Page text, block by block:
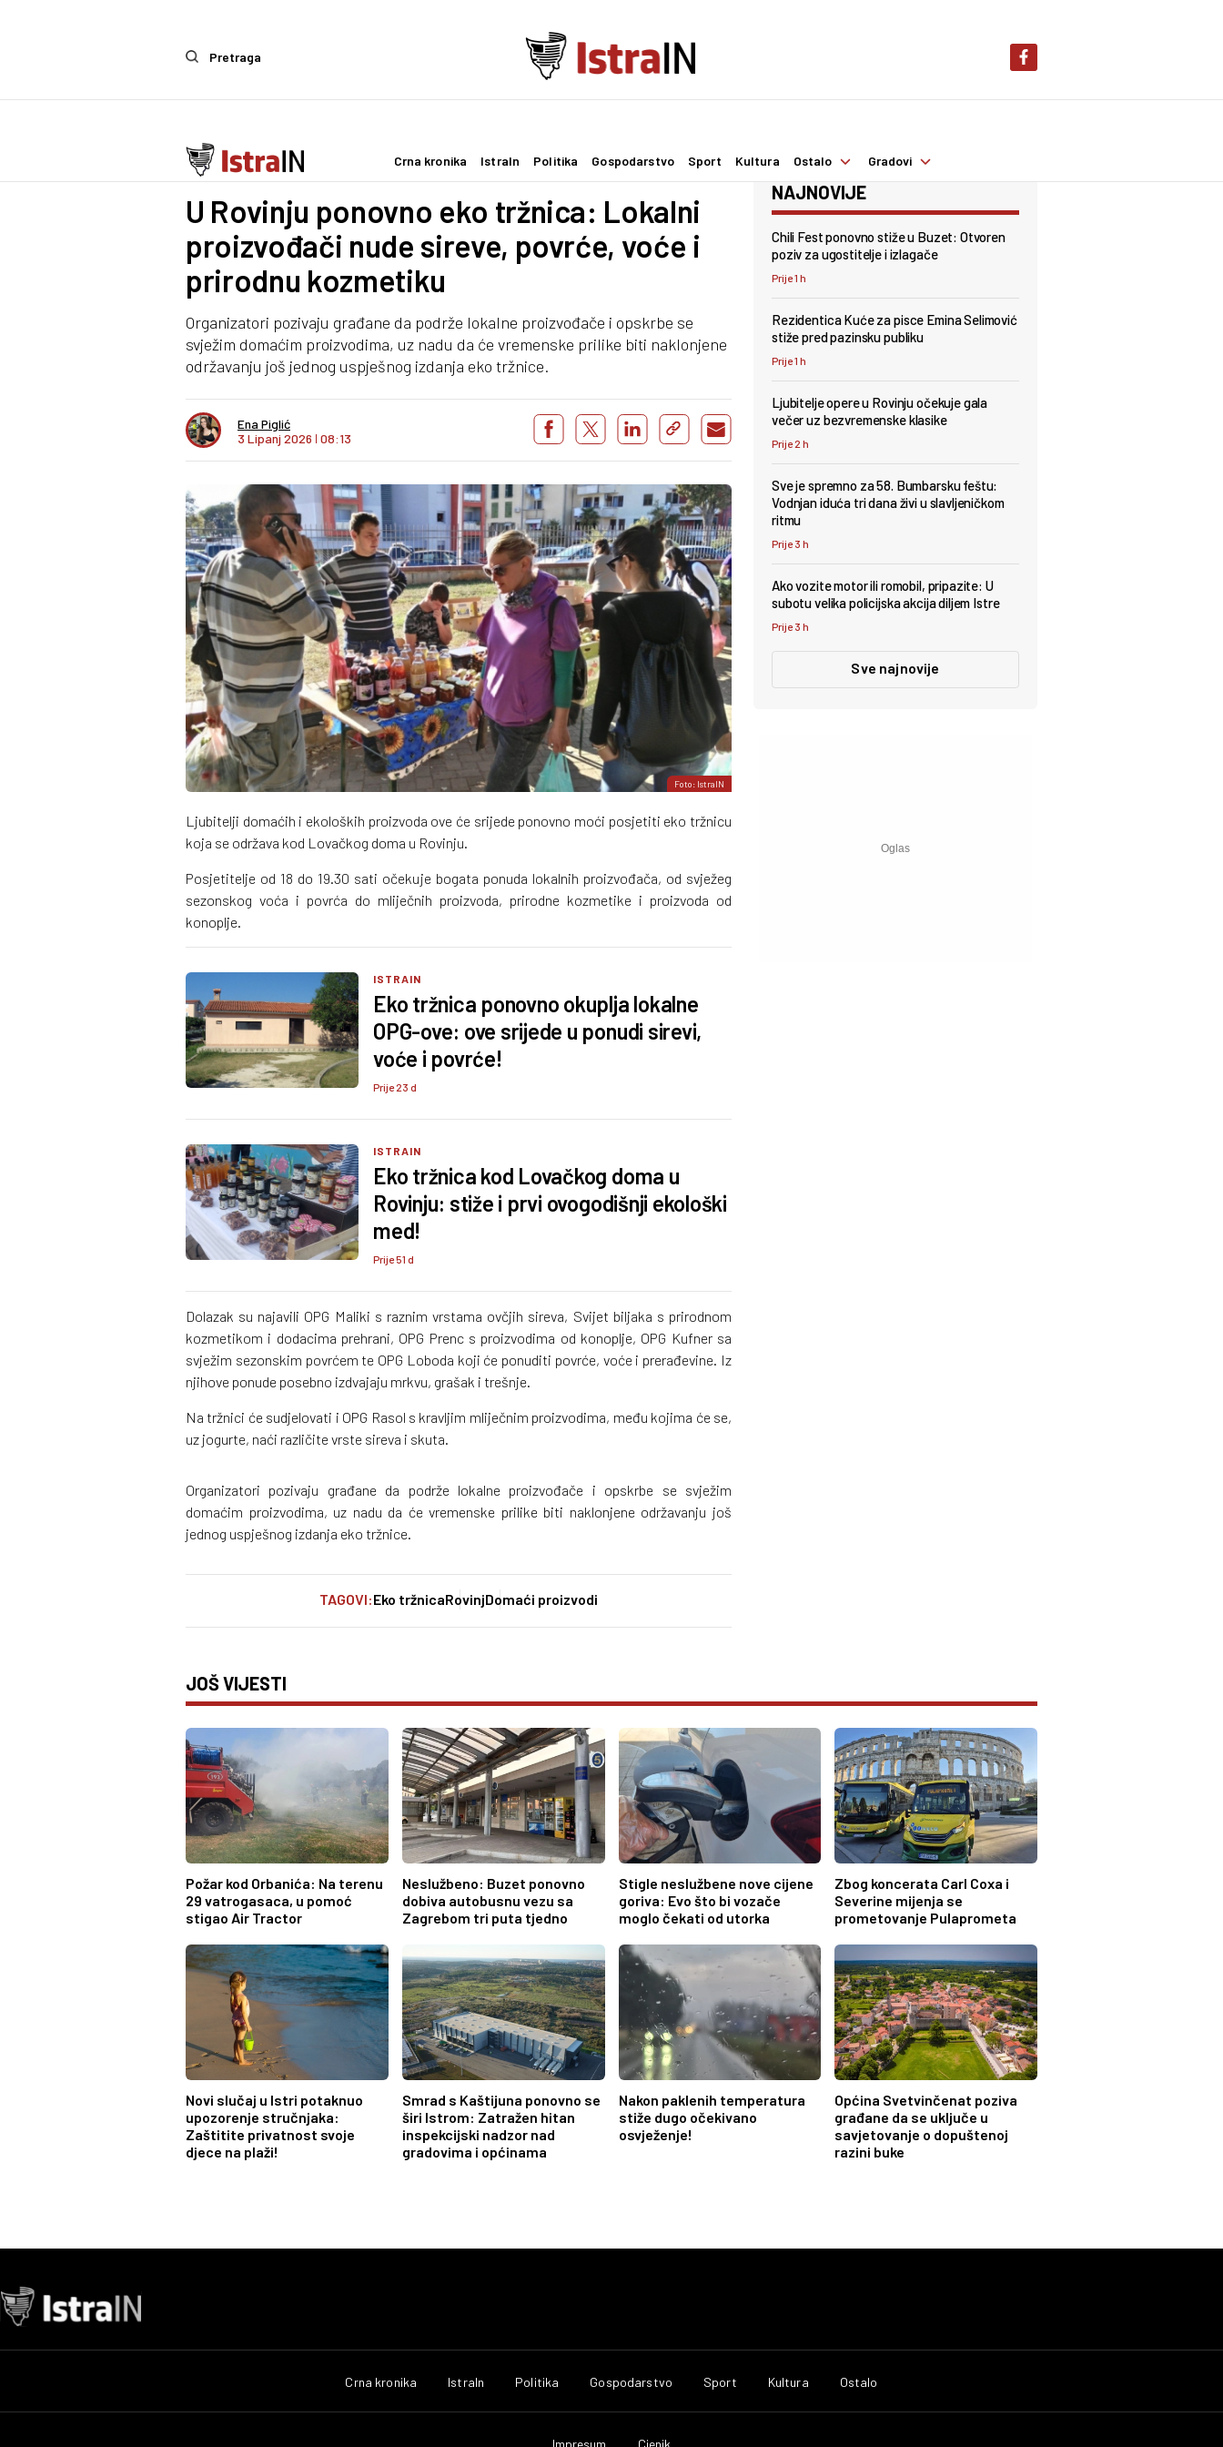
Pretraga
Crna kronika IstraIn Politika Gospodarstvo Sport Kultura Ostalo Gradovi
IstraIn
U Rovinju ponovno eko tržnica: Lokalni
proizvođači nude sireve, povrće, voće i
prirodnu kozmetiku
Organizatori pozivaju građane da podrže lokalne proizvođače i opskrbe se
svježim domaćim proizvodima, uz nadu da će vremenske prilike biti naklonjene
održavanju još jednog uspješnog izdanja eko tržnice.
Ena Piglić
3 Lipanj 2026 I 08:13
Foto: IstraIN
Ljubitelji domaćih i ekoloških proizvoda ove će srijede ponovno moći posjetiti eko tržnicu
koja se održava kod Lovačkog doma u Rovinju.
Posjetitelje od 18 do 19.30 sati očekuje bogata ponuda lokalnih proizvođača, od svježeg
sezonskog voća i povrća do mliječnih proizvoda, prirodne kozmetike i proizvoda od
konoplje.
ISTRAIN
Eko tržnica ponovno okuplja lokalne
OPG-ove: ove srijede u ponudi sirevi,
voće i povrće!
Prije 23 d
ISTRAIN
Eko tržnica kod Lovačkog doma u
Rovinju: stiže i prvi ovogodišnji ekološki
med!
Prije 51 d
Dolazak su najavili OPG Maliki s raznim vrstama ovčjih sireva, Svijet biljaka s prirodnom
kozmetikom i dodacima prehrani, OPG Prenc s proizvodima od konoplje, OPG Kufner sa
svježim sezonskim povrćem te OPG Loboda koji će ponuditi povrće, voće i prerađevine. Iz
njihove ponude posebno izdvajaju mrkvu, grašak i trešnje.
Na tržnici će sudjelovati i OPG Rasol s kravljim mliječnim proizvodima, među kojima će se,
uz jogurte, naći različite vrste sireva i skuta.
Organizatori pozivaju građane da podrže lokalne proizvođače i opskrbe se svježim
domaćim proizvodima, uz nadu da će vremenske prilike biti naklonjene održavanju još
jednog uspješnog izdanja eko tržnice.
TAGOVI:Eko tržnicaRovinjDomaći proizvodi
NAJNOVIJE
Chili Fest ponovno stiže u Buzet: Otvoren
poziv za ugostitelje i izlagače
Prije 1 h
Rezidentica Kuće za pisce Emina Selimović
stiže pred pazinsku publiku
Prije 1 h
Ljubitelje opere u Rovinju očekuje gala
večer uz bezvremenske klasike
Prije 2 h
Sve je spremno za 58. Bumbarsku feštu:
Vodnjan iduća tri dana živi u slavljeničkom
ritmu
Prije 3 h
Ako vozite motor ili romobil, pripazite: U
subotu velika policijska akcija diljem Istre
Prije 3 h
Sve najnovije
JOŠ VIJESTI
Požar kod Orbanića: Na terenu
29 vatrogasaca, u pomoć
stigao Air Tractor
Neslužbeno: Buzet ponovno
dobiva autobusnu vezu sa
Zagrebom tri puta tjedno
Stigle neslužbene nove cijene
goriva: Evo što bi vozače
moglo čekati od utorka
Zbog koncerata Carl Coxa i
Severine mijenja se
prometovanje Pulaprometa
Novi slučaj u Istri potaknuo
upozorenje stručnjaka:
Zaštitite privatnost svoje
djece na plaži!
Smrad s Kaštijuna ponovno se
širi Istrom: Zatražen hitan
inspekcijski nadzor nad
gradovima i općinama
Nakon paklenih temperatura
stiže dugo očekivano
osvježenje!
Općina Svetvinčenat poziva
građane da se uključe u
savjetovanje o dopuštenoj
razini buke
Crna kronika IstraIn Politika Gospodarstvo Sport Kultura Ostalo
Impresum Cjenik